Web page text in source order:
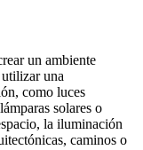
un ambiente
una
como luces
solares o
la iluminación
caminos o